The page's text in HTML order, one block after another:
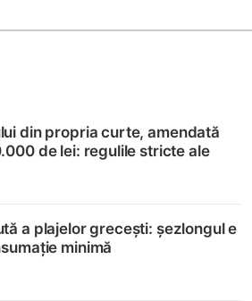
din propria curte, amendată
de lei: regulile stricte ale
a plajelor grecești: șezlongul e
minimă